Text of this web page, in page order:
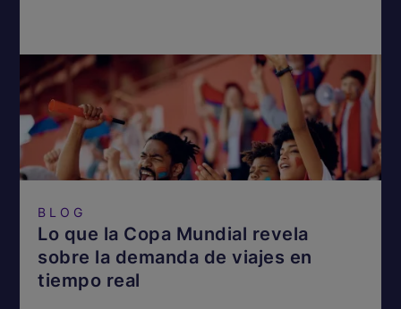
BLOG
Lo que la Copa Mundial revela
sobre la demanda de viajes en
tiempo real